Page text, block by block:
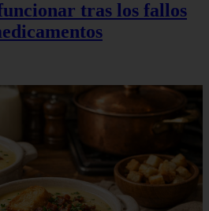
tras los fallos